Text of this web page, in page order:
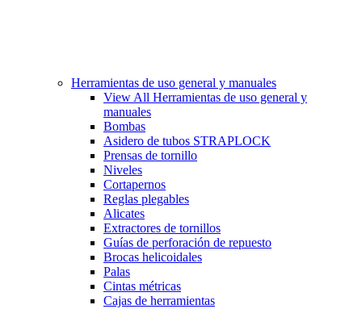
Herramientas de uso general y manuales
View All Herramientas de uso general y
manuales
Bombas
Asidero de tubos STRAPLOCK
Prensas de tornillo
Niveles
Cortapernos
Reglas plegables
Alicates
Extractores de tornillos
Guías de perforación de repuesto
Brocas helicoidales
Palas
Cintas métricas
Cajas de herramientas